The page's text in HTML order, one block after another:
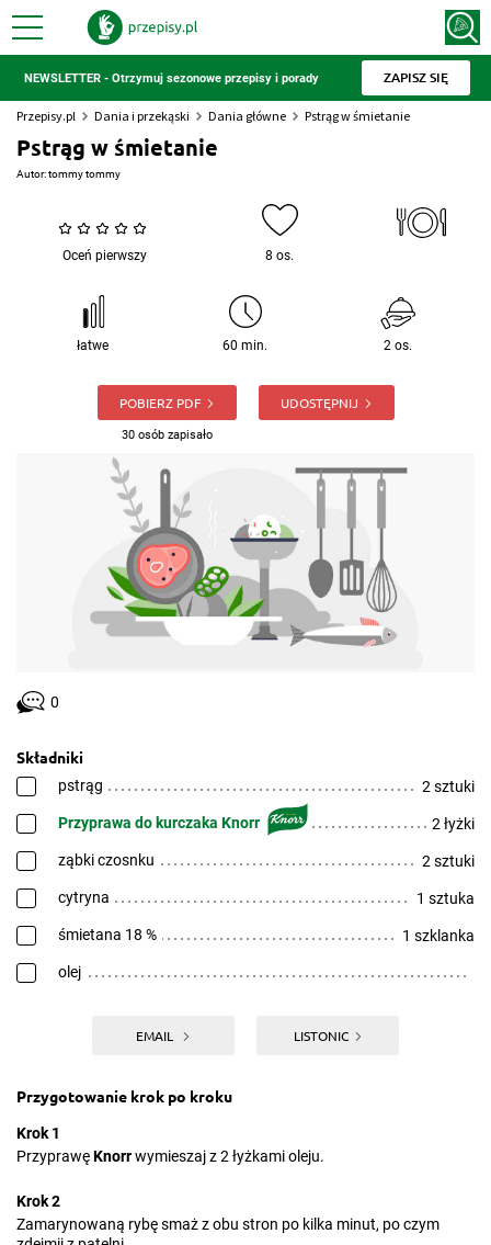
NEWSLETTER - Otrzymuj sezonowe przepisy i porady ZAPISZ SIĘ
Przepisy.pl Dania i przekąski Dania główne Pstrąg w śmietanie
Pstrąg w śmietanie
Autor:tommy tommy
Oceń pierwszy 8 os.
łatwe 60 min. 2 os.
POBIERZ PDF
30 osób zapisało
UDOSTĘPNIJ
0
Składniki
pstrąg 2 sztuki
Przyprawa do kurczaka Knorr 2 łyżki
ząbki czosnku 2 sztuki
cytryna 1 sztuka
śmietana 18 % 1 szklanka
olej
EMAIL LISTONIC
Przygotowanie krok po kroku
Krok 1
PrzyprawęKnorrwymieszaj z 2 łyżkami oleju.
Krok 2
Zamarynowaną rybę smaż z obu stron po kilka minut, po czym